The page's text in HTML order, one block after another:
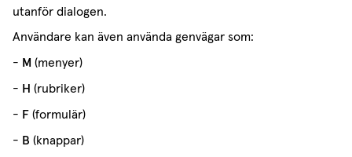
utanför dialogen.
Användare kan även använda genvägar som:
- M (menyer)
- H (rubriker)
- F (formulär)
- B (knappar)